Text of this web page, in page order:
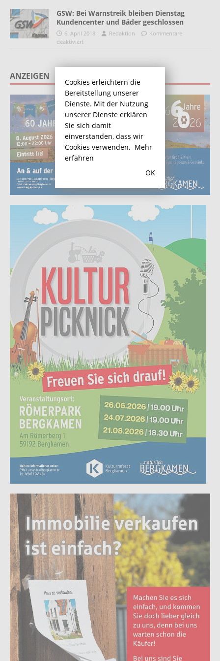
GSW: Bei Warnstreik bleiben Dienstag
Kundencenter und Bäder geschlossen
6. April 2018 Redaktion
Kommentare
deaktiviert
ANZEIGEN
Cookies erleichtern die
Bereitstellung unserer
Dienste. Mit der Nutzung
unserer Dienste erklären
Sie sich damit
einverstanden, dass wir
Cookies verwenden. Mehr
erfahren
OK